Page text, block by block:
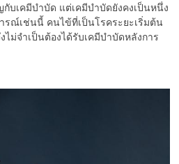
บเคมีบำบัด แต่เคมีบำบัดยังคงเป็นหนึ่ง
รณ์เช่นนี้ คนไข้ที่เป็นโรคระยะเริ่มต้น
ไม่จำเป็นต้องได้รับเคมีบำบัดหลังการ